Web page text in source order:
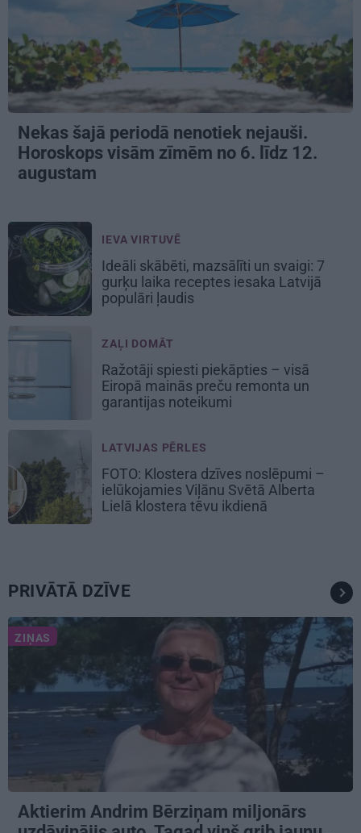
Nekas šajā periodā nenotiek nejauši.
Horoskops visām zīmēm no 6. līdz 12.
augustam
IEVA VIRTUVĒ
Ideāli skābēti, mazsālīti un svaigi: 7
gurķu laika receptes iesaka Latvijā
populāri ļaudis
ZAĻI DOMĀT
Ražotāji spiesti piekāpties – visā
Eiropā mainās preču remonta un
garantijas noteikumi
LATVIJAS PĒRLES
FOTO: Klostera dzīves noslēpumi –
ielūkojamies Viļānu Svētā Alberta
Lielā klostera tēvu ikdienā
PRIVĀTĀ DZĪVE
ZIŅAS
Aktierim Andrim Bērziņam miljonārs